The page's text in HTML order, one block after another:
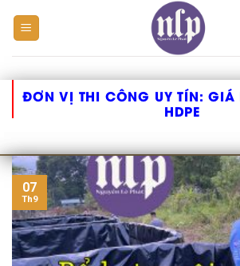
NHỰA
PHÁTĐƠN VỊ THI CÔNG UY TÍN:GIÁ
HDPE
07
Th9